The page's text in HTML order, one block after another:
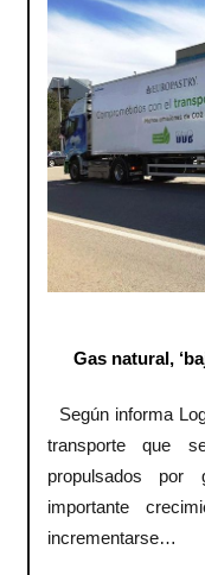
Gas natural,
Según informa
transporte que
propulsados por
importante
incrementarse…